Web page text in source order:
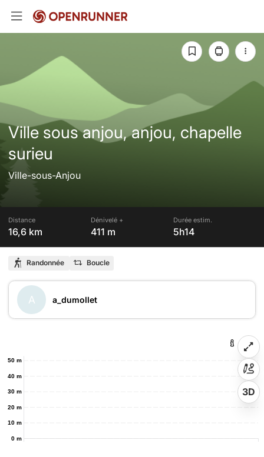
Ville sous anjou, anjou, chapelle
surieu
Ville-sous-Anjou
Distance
16,6 km
Dénivelé +
411 m
Durée estim.
5h14
Randonnée Boucle
A a_dumollet
0 m
10 m
20 m
30 m
40 m
50 m
3D